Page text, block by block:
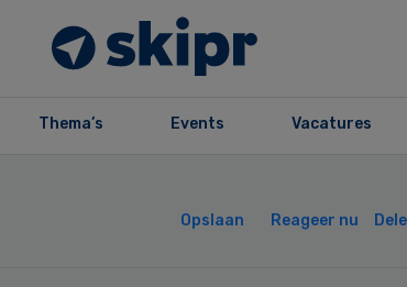
Thema’s Events Vacatures
Opslaan Reageer nu